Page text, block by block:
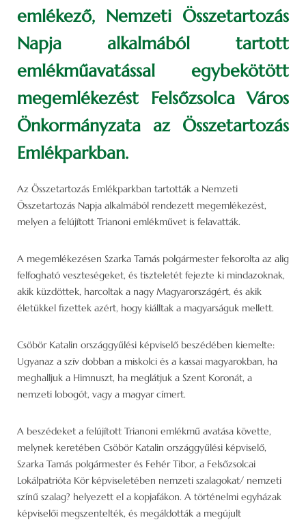
emlékező, Nemzeti Összetartozás
Napja alkalmából tartott
emlékműavatással egybekötött
megemlékezést Felsőzsolca Város
Önkormányzata az Összetartozás
Emlékparkban.
Az Összetartozás Emlékparkban tartották a Nemzeti
Összetartozás Napja alkalmából rendezett megemlékezést,
melyen a felújított Trianoni emlékművet is felavatták.
A megemlékezésen Szarka Tamás polgármester felsorolta az alig
felfogható veszteségeket, és tiszteletét fejezte ki mindazoknak,
akik küzdöttek, harcoltak a nagy Magyarországért, és akik
életükkel fizettek azért, hogy kiálltak a magyarságuk mellett.
Csöbör Katalin országgyűlési képviselő beszédében kiemelte:
Ugyanaz a szív dobban a miskolci és a kassai magyarokban, ha
meghalljuk a Himnuszt, ha meglátjuk a Szent Koronát, a
nemzeti lobogót, vagy a magyar címert.
A beszédeket a felújított Trianoni emlékmű avatása követte,
melynek keretében Csöbör Katalin országgyűlési képviselő,
Szarka Tamás polgármester és Fehér Tibor, a Felsőzsolcai
Lokálpatrióta Kör képviseletében nemzeti szalagokat/ nemzeti
színű szalag? helyezett el a kopjafákon. A történelmi egyházak
képviselői megszentelték, és megáldották a megújult